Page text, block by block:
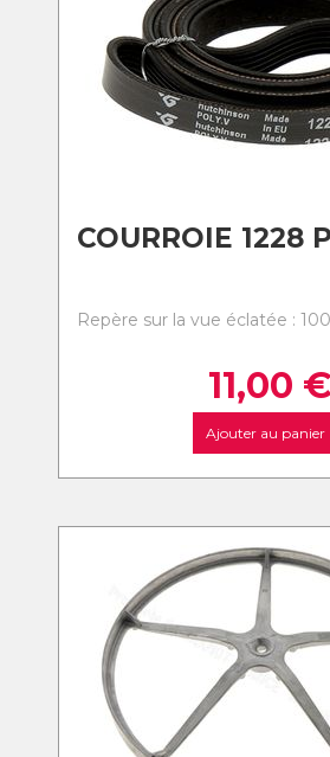
COURROIE 1228
Repère sur la vue éclatée : 100
11,00 €
Ajouter au panier